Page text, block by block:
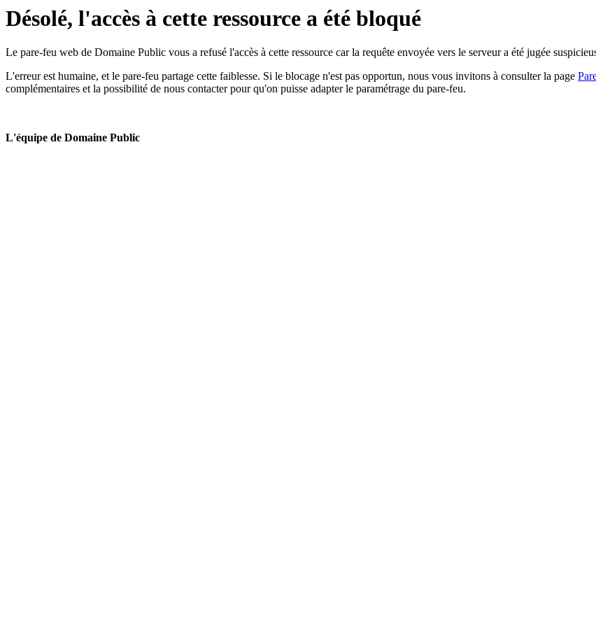
Désolé, l'accès à cette ressource a été bloqué
Le pare-feu web de Domaine Public vous a refusé l'accès à cette ressource car la requête envoyée vers le serveur a été jugée
L'erreur est humaine, et le pare-feu partage cette faiblesse. Si le blocage n'est pas opportun, nous vous invitons à consulter la page
complémentaires et la possibilité de nous contacter pour qu'on puisse adapter le paramétrage du pare-feu.
L'équipe de Domaine Public